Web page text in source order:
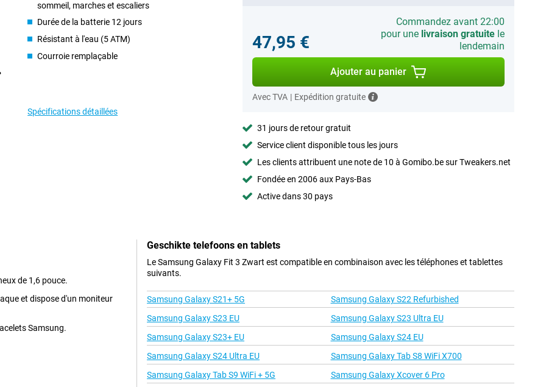
sommeil, marches et escaliers
Durée de la batterie 12 jours
Résistant à l'eau (5 ATM)
Courroie remplaçable
Spécifications détaillées
47,95 €
Commandez avant 22:00
pour une livraison gratuitele
lendemain
Ajouter au panier
Avec TVA | Expédition gratuite
31 jours de retour gratuit
Service client disponible tous les jours
Les clients attribuent une note de 10 à Gomibo.be sur Tweakers.net
Fondée en 2006 aux Pays-Bas
Active dans 30 pays
de 1,6 pouce.
et dispose d'un moniteur
Samsung.
Geschikte telefoons en tablets
Le Samsung Galaxy Fit 3 Zwart est compatible en combinaison avec les téléphones et tablettes
suivants.
Samsung Galaxy S21+ 5G
Samsung Galaxy S22 Refurbished
Samsung Galaxy S23 EU
Samsung Galaxy S23 Ultra EU
Samsung Galaxy S23+ EU
Samsung Galaxy S24 EU
Samsung Galaxy S24 Ultra EU
Samsung Galaxy Tab S8 WiFi X700
Samsung Galaxy Tab S9 WiFi + 5G
Samsung Galaxy Xcover 6 Pro